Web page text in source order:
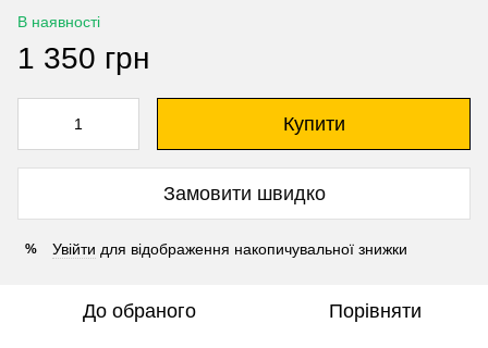
В наявності
1 350 грн
Купити
Замовити швидко
% Увійти для відображення накопичувальної знижки
До обраного Порівняти